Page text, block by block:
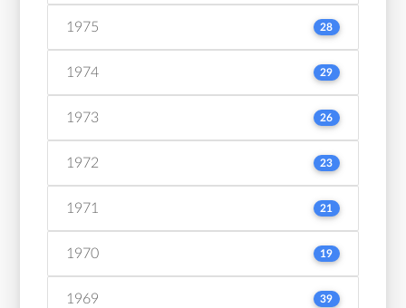
1975 28
1974 29
1973 26
1972 23
1971 21
1970 19
1969 39